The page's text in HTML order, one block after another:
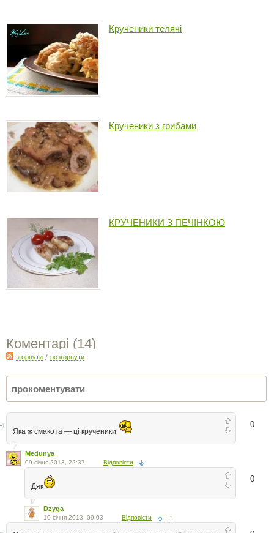
Крученики телячі
Крученики з грибами
КРУЧЕНИКИ З ПЕЧІНКОЮ
Коментарі (14)
згорнути / розгорнути
0
Яка ж смакота — ці крученики
Medunya
09 січня 2013, 22:37 Відповісти
0
Дяк
Dzyga
10 січня 2013, 09:03 Відповісти ↑